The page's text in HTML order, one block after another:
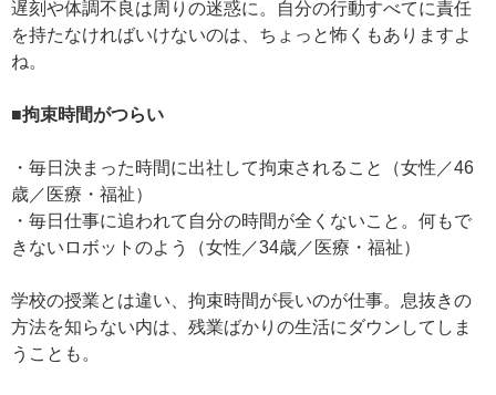
遅刻や体調不良は周りの迷惑に。自分の行動すべてに責任
を持たなければいけないのは、ちょっと怖くもありますよ
ね。
■拘束時間がつらい
・毎日決まった時間に出社して拘束されること（女性／46
歳／医療・福祉）
・毎日仕事に追われて自分の時間が全くないこと。何もで
きないロボットのよう（女性／34歳／医療・福祉）
学校の授業とは違い、拘束時間が長いのが仕事。息抜きの
方法を知らない内は、残業ばかりの生活にダウンしてしま
うことも。